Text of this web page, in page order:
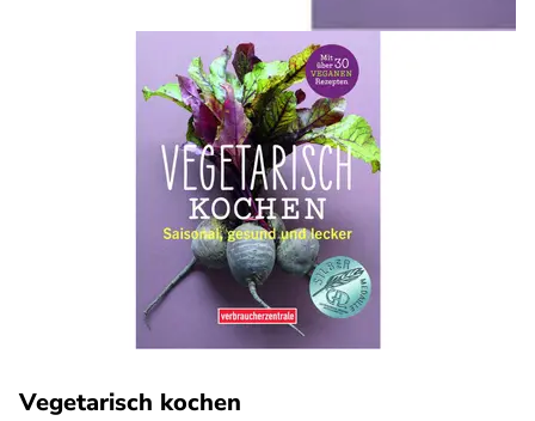
Vegetarisch kochen